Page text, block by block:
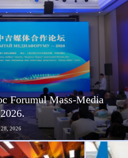
Forumul Mass-Media
2026